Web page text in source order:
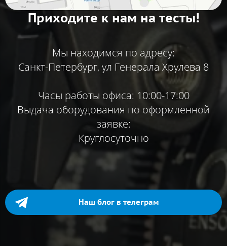
Приходите к нам на тесты!
Мы находимся по адресу:
Санкт-Петербург, ул Генерала Хрулева 8
Часы работы офиса: 10:00-17:00
Выдача оборудования по оформленной
заявке:
Круглосуточно
Наш блог в телеграм